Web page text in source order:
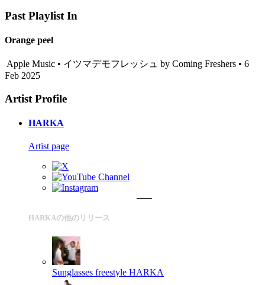
Past Playlist In
Orange peel
Apple Music • イツマデモフレッシュ by Coming Freshers • 6
Feb 2025
Artist Profile
HARKA
Artist page
HARKAの他のリリース
Sunglasses freestyle HARKA